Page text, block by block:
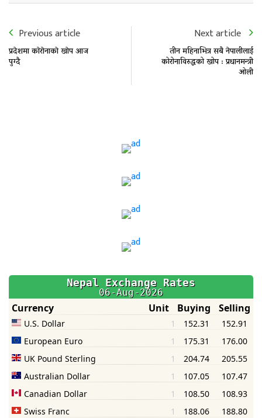
Previous article
प्रदेशमा काेराेनाकाे खाेप आज
पुग्दै
Next article
तीन महिनाभित्र सबै नेपालीलाई
कोरोनाविरुद्धको खोप : प्रधानमन्त्री
ओली